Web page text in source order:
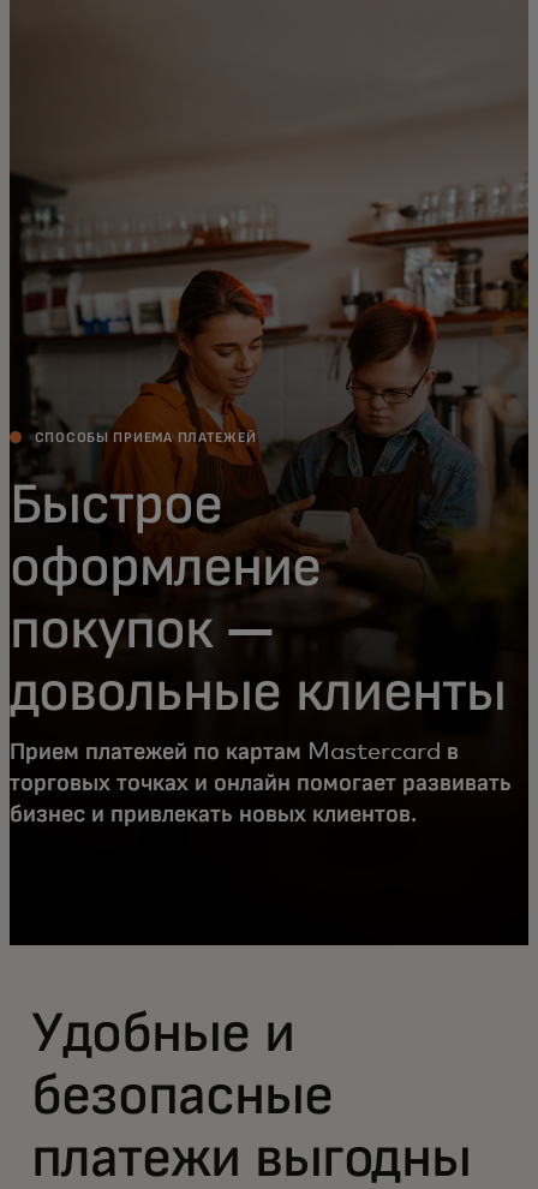
Для всего мира
Для новаторов
Новости и тренды
СПОСОБЫ ПРИЕМА ПЛАТЕЖЕЙ
Быстрое
оформление
покупок —
довольные клиенты
Прием платежей по картам Mastercard в
торговых точках и онлайн помогает развивать
бизнес и привлекать новых клиентов.
Удобные и
безопасные
платежи выгодны